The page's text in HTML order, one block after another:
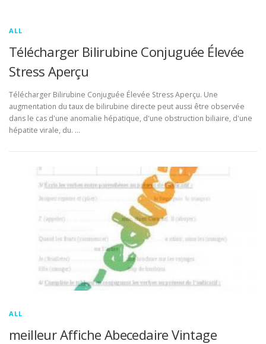
ALL
Télécharger Bilirubine Conjuguée Élevée
Stress Aperçu
Télécharger Bilirubine Conjuguée Élevée Stress Aperçu. Une
augmentation du taux de bilirubine directe peut aussi être observée
dans le cas d'une anomalie hépatique, d'une obstruction biliaire, d'une
hépatite virale, du. …
ALL
meilleur Affiche Abecedaire Vintage